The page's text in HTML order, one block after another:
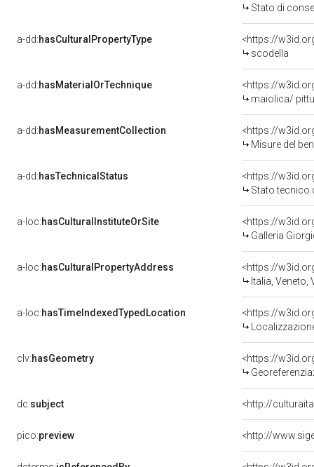
Stato di
a-dd:hasCulturalPropertyType
scodella
a-dd:hasMaterialOrTechnique
<https://
maiolica/
a-dd:hasMeasurementCollection
<https://
Misure del
a-dd:hasTechnicalStatus
<https://
Stato tecnico
a-loc:hasCulturalInstituteOrSite
<https://
Galleria
a-loc:hasCulturalPropertyAddress
<https://
Italia, Veneto,
a-loc:hasTimeIndexedTypedLocation
<https://
clv:hasGeometry
<https://
dc:subject <http://
pico:preview